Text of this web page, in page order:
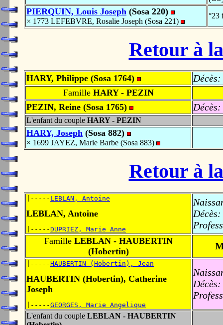
PIERQUIN, Louis Joseph (Sosa 220)
× 1773 LEFEBVRE, Rosalie Joseph (Sosa 221)
°23
Retour à
HARY, Philippe (Sosa 1764) Décès:
FamilleHARY - PEZIN
PEZIN, Reine (Sosa 1765)
Décès:
L'enfant du couple HARY - PEZIN
HARY, Joseph (Sosa 882)
× 1699 JAYEZ, Marie Barbe (Sosa 883)
Retour à
|----- LEBLAN, Antoine
LEBLAN, Antoine
|-----DUPRIEZ, Marie Anne
Décès:
FamilleLEBLAN - HAUBERTIN
(Hobertin)
|-----HAUBERTIN (Hobertin), Jean
HAUBERTIN (Hobertin), Catherine
Joseph
|-----GEORGES, Marie Angelique
Décès:
L'enfant du couple LEBLAN - HAUBERTIN